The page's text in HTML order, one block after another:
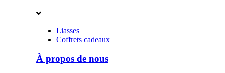
Liasses
Coffrets cadeaux
À propos de nous